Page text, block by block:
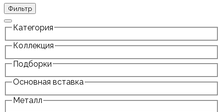
Фильтр
Категория
Коллекция
Подборки
Основная вставка
Металл